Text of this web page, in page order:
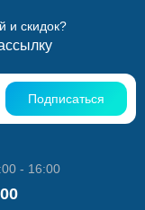
и скидок?
Подписаться
- 16:00